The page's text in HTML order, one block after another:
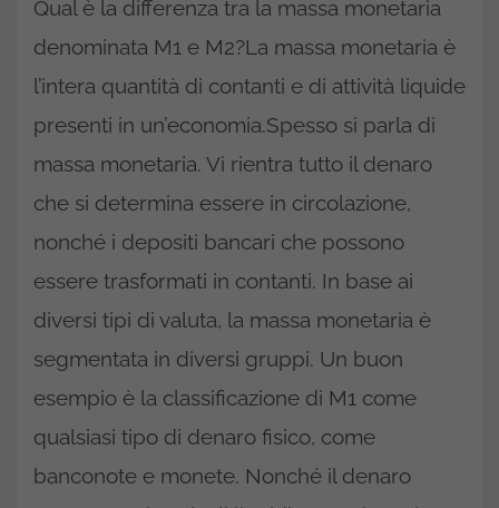
Qual è la differenza tra la massa monetaria
denominata M1 e M2?La massa monetaria è
l’intera quantità di contanti e di attività liquide
presenti in un’economia.Spesso si parla di
massa monetaria. Vi rientra tutto il denaro
che si determina essere in circolazione,
nonché i depositi bancari che possono
essere trasformati in contanti. In base ai
diversi tipi di valuta, la massa monetaria è
segmentata in diversi gruppi. Un buon
esempio è la classificazione di M1 come
qualsiasi tipo di denaro fisico, come
banconote e monete. Nonché il denaro